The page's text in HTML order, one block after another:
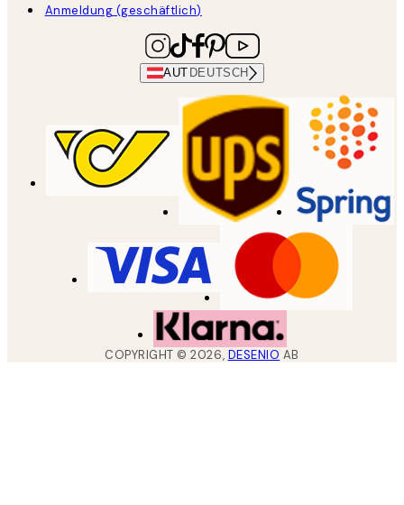
Anmeldung (geschäftlich)
AUT DEUTSCH
COPYRIGHT ©2026, DESENIO AB